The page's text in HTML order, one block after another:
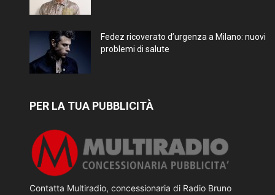
Fedez ricoverato d’urgenza a Milano: nuovi
problemi di salute
PER LA TUA PUBBLICITÀ
Contatta Multiradio, concessionaria di Radio Bruno